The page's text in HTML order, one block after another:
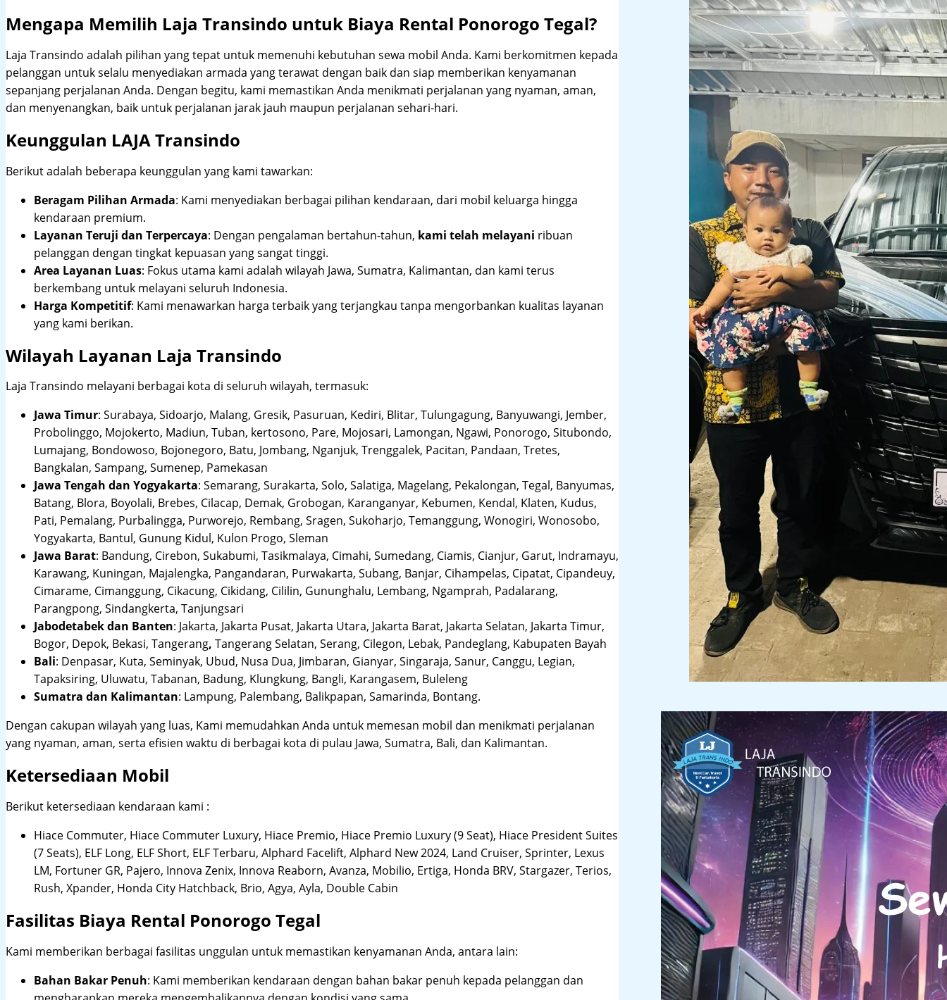
Mengapa Memilih Laja Transindo untuk Biaya Rental Ponorogo Tegal?
Laja Transindo adalah pilihan yang tepat untuk memenuhi kebutuhan sewa mobil Anda. Kami berkomitmen kepada
pelanggan untuk selalu menyediakan armada yang terawat dengan baik dan siap memberikan kenyamanan
sepanjang perjalanan Anda. Dengan begitu, kami memastikan Anda menikmati perjalanan yang nyaman, aman,
dan menyenangkan, baik untuk perjalanan jarak jauh maupun perjalanan sehari-hari.
Keunggulan LAJA Transindo
Berikut adalah beberapa keunggulan yang kami tawarkan:
Beragam Pilihan Armada: Kami menyediakan berbagai pilihan kendaraan, dari mobil keluarga hingga
kendaraan premium.
Layanan Teruji dan Terpercaya: Dengan pengalaman bertahun-tahun, kami telah melayani ribuan
pelanggan dengan tingkat kepuasan yang sangat tinggi.
Area Layanan Luas: Fokus utama kami adalah wilayah Jawa, Sumatra, Kalimantan, dan kami terus
berkembang untuk melayani seluruh Indonesia.
Harga Kompetitif: Kami menawarkan harga terbaik yang terjangkau tanpa mengorbankan kualitas layanan
yang kami berikan.
Wilayah Layanan Laja Transindo
Laja Transindo melayani berbagai kota di seluruh wilayah, termasuk:
Jawa Timur: Surabaya, Sidoarjo, Malang, Gresik, Pasuruan, Kediri, Blitar, Tulungagung, Banyuwangi, Jember,
Probolinggo, Mojokerto, Madiun, Tuban, kertosono, Pare, Mojosari, Lamongan, Ngawi, Ponorogo, Situbondo,
Lumajang, Bondowoso, Bojonegoro, Batu, Jombang, Nganjuk, Trenggalek, Pacitan, Pandaan, Tretes,
Bangkalan, Sampang, Sumenep, Pamekasan
Jawa Tengah dan Yogyakarta: Semarang, Surakarta, Solo, Salatiga, Magelang, Pekalongan, Tegal, Banyumas,
Batang, Blora, Boyolali, Brebes, Cilacap, Demak, Grobogan, Karanganyar, Kebumen, Kendal, Klaten, Kudus,
Pati, Pemalang, Purbalingga, Purworejo, Rembang, Sragen, Sukoharjo, Temanggung, Wonogiri, Wonosobo,
Yogyakarta, Bantul, Gunung Kidul, Kulon Progo, Sleman
Jawa Barat: Bandung, Cirebon, Sukabumi, Tasikmalaya, Cimahi, Sumedang, Ciamis, Cianjur, Garut, Indramayu,
Karawang, Kuningan, Majalengka, Pangandaran, Purwakarta, Subang, Banjar, Cihampelas, Cipatat, Cipandeuy,
Cimarame, Cimanggung, Cikacung, Cikidang, Cililin, Gununghalu, Lembang, Ngamprah, Padalarang,
Parangpong, Sindangkerta, Tanjungsari
Jabodetabek dan Banten: Jakarta, Jakarta Pusat, Jakarta Utara, Jakarta Barat, Jakarta Selatan, Jakarta Timur,
Bogor, Depok, Bekasi, Tangerang, Tangerang Selatan, Serang, Cilegon, Lebak, Pandeglang, Kabupaten Bayah
Bali: Denpasar, Kuta, Seminyak, Ubud, Nusa Dua, Jimbaran, Gianyar, Singaraja, Sanur, Canggu, Legian,
Tapaksiring, Uluwatu, Tabanan, Badung, Klungkung, Bangli, Karangasem, Buleleng
Sumatra dan Kalimantan: Lampung, Palembang, Balikpapan, Samarinda, Bontang.
Dengan cakupan wilayah yang luas, Kami memudahkan Anda untuk memesan mobil dan menikmati perjalanan
yang nyaman, aman, serta efisien waktu di berbagai kota di pulau Jawa, Sumatra, Bali, dan Kalimantan.
Ketersediaan Mobil
Berikut ketersediaan kendaraan kami :
Hiace Commuter, Hiace Commuter Luxury, Hiace Premio, Hiace Premio Luxury (9 Seat), Hiace President Suites
(7 Seats), ELF Long, ELF Short, ELF Terbaru, Alphard Facelift, Alphard New 2024, Land Cruiser, Sprinter, Lexus
LM, Fortuner GR, Pajero, Innova Zenix, Innova Reaborn, Avanza, Mobilio, Ertiga, Honda BRV, Stargazer, Terios,
Rush, Xpander, Honda City Hatchback, Brio, Agya, Ayla, Double Cabin
Fasilitas Biaya Rental Ponorogo Tegal
Kami memberikan berbagai fasilitas unggulan untuk memastikan kenyamanan Anda, antara lain:
Bahan Bakar Penuh: Kami memberikan kendaraan dengan bahan bakar penuh kepada pelanggan dan